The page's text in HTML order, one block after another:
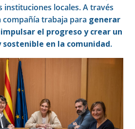
instituciones locales. A través
compañía trabaja para generar
el progreso y crear un
en la comunidad.